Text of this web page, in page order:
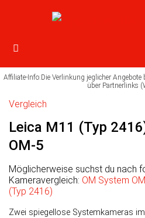
Vergleich
Leica M11 (Typ
OM-5
Möglicherweise suchst du nach
Kameravergleich: OM System
(Typ 2416)
Zwei spiegellose Systemkameras